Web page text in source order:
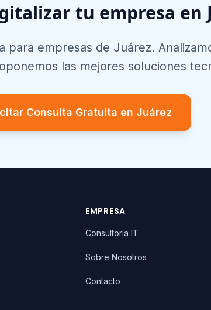
tu empresa en
para empresas de Juárez.
las mejores soluciones
Consulta Gratuita en Juárez
EMPRESA
Consultoría IT
Sobre Nosotros
Contacto